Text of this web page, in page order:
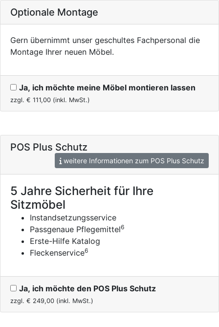
Optionale Montage
Gern übernimmt unser geschultes Fachpersonal die
Montage Ihrer neuen Möbel.
Ja, ich möchte meine Möbel montieren lassen
zzgl. € 111,00 (inkl. MwSt.)
POS Plus Schutz
weitere Informationen zum POS Plus Schutz
5 Jahre Sicherheit für Ihre
Sitzmöbel
Instandsetzungsservice
Passgenaue Pflegemittel6
Erste-Hilfe Katalog
Fleckenservice6
Ja, ich möchte den POS Plus Schutz
zzgl. € 249,00 (inkl. MwSt.)